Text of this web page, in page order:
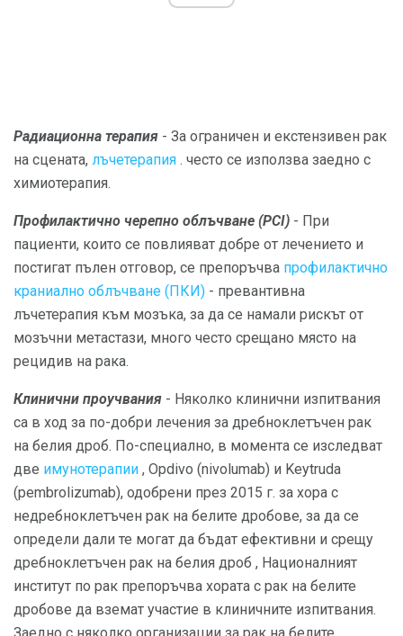
Радиационна терапия - За ограничен и екстензивен рак
на сцената, лъчетерапия . често се използва заедно с
химиотерапия.
Профилактично черепно облъчване (PCI) - При
пациенти, които се повлияват добре от лечението и
постигат пълен отговор, се препоръчва профилактично
краниално облъчване (ПКИ) - превантивна
лъчетерапия към мозъка, за да се намали рискът от
мозъчни метастази, много често срещано място на
рецидив на рака.
Клинични проучвания - Няколко клинични изпитвания
са в ход за по-добри лечения за дребноклетъчен рак
на белия дроб. По-специално, в момента се изследват
две имунотерапии , Opdivo (nivolumab) и Keytruda
(pembrolizumab), одобрени през 2015 г. за хора с
недребноклетъчен рак на белите дробове, за да се
определи дали те могат да бъдат ефективни и срещу
дребноклетъчен рак на белия дроб , Националният
институт по рак препоръчва хората с рак на белите
дробове да вземат участие в клиничните изпитвания.